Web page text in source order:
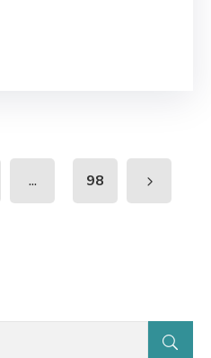
... 98